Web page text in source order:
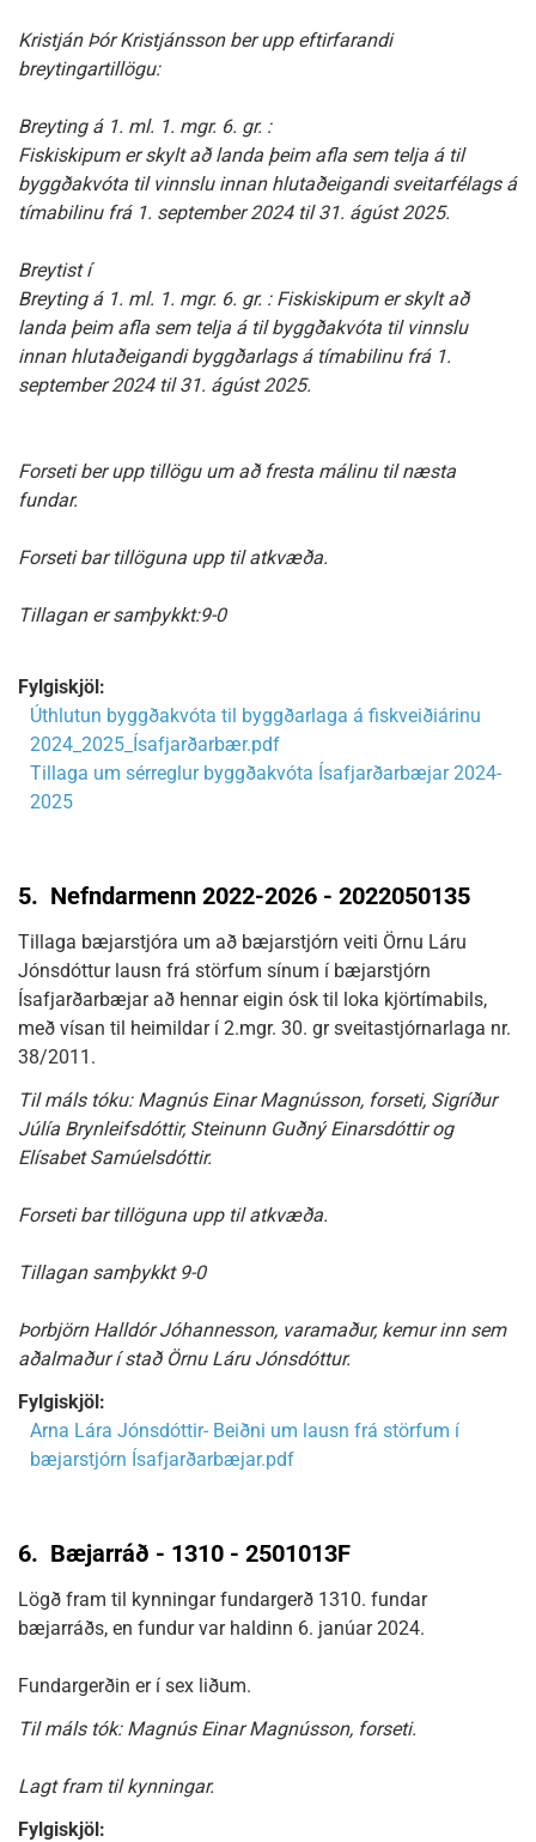
Kristján Þór Kristjánsson ber upp eftirfarandi
breytingartillögu:
Breyting á 1. ml. 1. mgr. 6. gr. :
Fiskiskipum er skylt að landa þeim afla sem telja á til
byggðakvóta til vinnslu innan hlutaðeigandi sveitarfélags á
tímabilinu frá 1. september 2024 til 31. ágúst 2025.
Breytist í
Breyting á 1. ml. 1. mgr. 6. gr. : Fiskiskipum er skylt að
landa þeim afla sem telja á til byggðakvóta til vinnslu
innan hlutaðeigandi byggðarlags á tímabilinu frá 1.
september 2024 til 31. ágúst 2025.
Forseti ber upp tillögu um að fresta málinu til næsta
fundar.
Forseti bar tillöguna upp til atkvæða.
Tillagan er samþykkt:9-0
Fylgiskjöl:
Úthlutun byggðakvóta til byggðarlaga á fiskveiðiárinu
2024_2025_Ísafjarðarbær.pdf
Tillaga um sérreglur byggðakvóta Ísafjarðarbæjar 2024-
2025
5. Nefndarmenn 2022-2026 - 2022050135
Tillaga bæjarstjóra um að bæjarstjórn veiti Örnu Láru
Jónsdóttur lausn frá störfum sínum í bæjarstjórn
Ísafjarðarbæjar að hennar eigin ósk til loka kjörtímabils,
með vísan til heimildar í 2.mgr. 30. gr sveitastjórnarlaga nr.
38/2011.
Til máls tóku: Magnús Einar Magnússon, forseti, Sigríður
Júlía Brynleifsdóttir, Steinunn Guðný Einarsdóttir og
Elísabet Samúelsdóttir.
Forseti bar tillöguna upp til atkvæða.
Tillagan samþykkt 9-0
Þorbjörn Halldór Jóhannesson, varamaður, kemur inn sem
aðalmaður í stað Örnu Láru Jónsdóttur.
Fylgiskjöl:
Arna Lára Jónsdóttir- Beiðni um lausn frá störfum í
bæjarstjórn Ísafjarðarbæjar.pdf
6. Bæjarráð - 1310 - 2501013F
Lögð fram til kynningar fundargerð 1310. fundar
bæjarráðs, en fundur var haldinn 6. janúar 2024.
Fundargerðin er í sex liðum.
Til máls tók: Magnús Einar Magnússon, forseti.
Lagt fram til kynningar.
Fylgiskjöl: